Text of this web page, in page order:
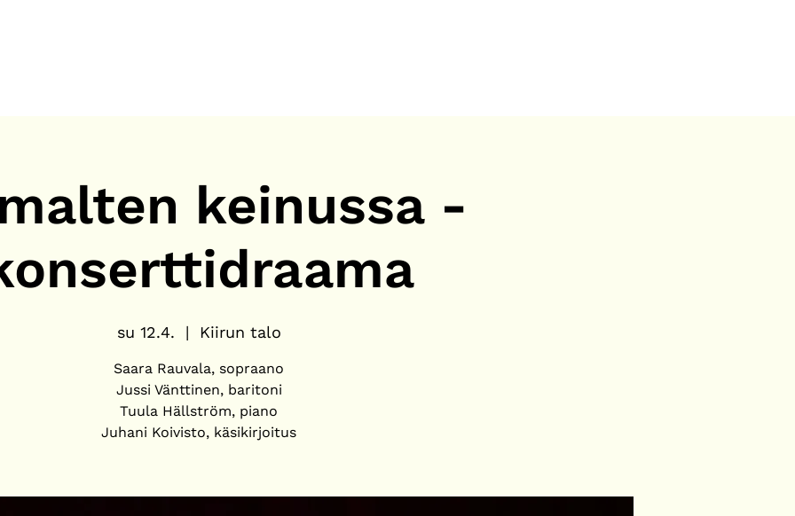
keinussa -
su 12.4.
  |
Kiirun talo
Saara Rauvala, sopraano
Jussi Vänttinen, baritoni
Tuula Hällström, piano
Juhani Koivisto, käsikirjoitus